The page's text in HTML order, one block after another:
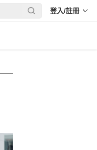
登入/註冊